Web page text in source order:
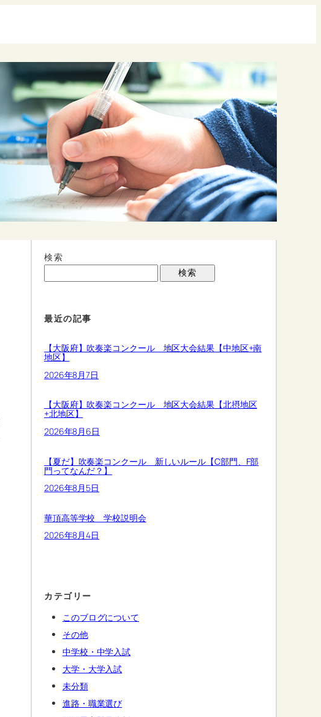
検索
検索
最近の記事
【大阪府】吹奏楽コンクール 地区大会結果【中地区+南
地区】
2026年8月7日
【大阪府】吹奏楽コンクール 地区大会結果【北摂地区
+北地区】
2026年8月6日
【夏だ】吹奏楽コンクール 新しいルール【C部門、F部
門ってなんだ？】
2026年8月5日
華頂高等学校 学校説明会
2026年8月4日
カテゴリー
このブログについて
その他
中学校・中学入試
大学・大学入試
未分類
進路・職業選び